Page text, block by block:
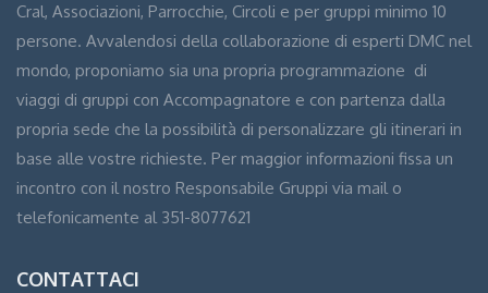
Cral, Associazioni, Parrocchie, Circoli e per gruppi minimo 10
persone. Avvalendosi della collaborazione di esperti DMC nel
mondo, proponiamo sia una propria programmazione di
viaggi di gruppi con Accompagnatore e con partenza dalla
propria sede che la possibilità di personalizzare gli itinerari in
base alle vostre richieste. Per maggior informazioni fissa un
incontro con il nostro Responsabile Gruppi via mail o
telefonicamente al 351-8077621
CONTATTACI